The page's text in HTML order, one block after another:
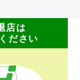
事が重要です。 ネッ
げて行きます。 当組
す活発に活動して行
入をお待ちして居り
店は
ださい